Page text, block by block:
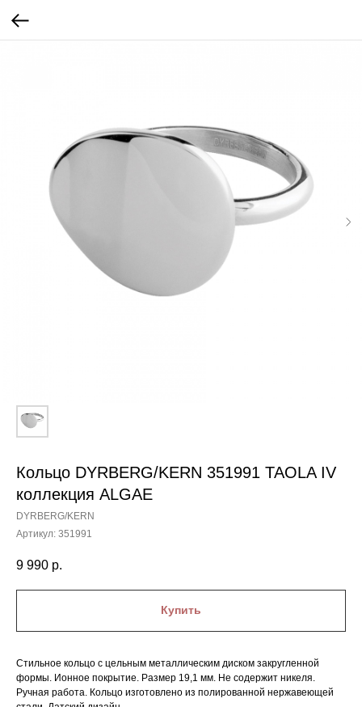
Кольцо DYRBERG/KERN 351991 TAOLA IV
коллекция ALGAE
DYRBERG/KERN
Артикул: 351991
9 990 р.
Купить
Стильное кольцо с цельным металлическим диском закругленной
формы. Ионное покрытие. Размер 19,1 мм. Не содержит никеля.
Ручная работа. Кольцо изготовлено из полированной нержавеющей